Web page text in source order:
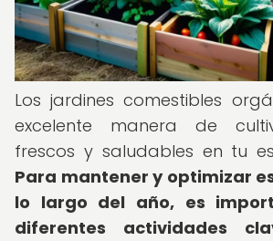
Los jardines comestibles
excelente manera de
frescos y saludables en tu
Para mantener y optimizar
lo largo del año, es
diferentes actividades